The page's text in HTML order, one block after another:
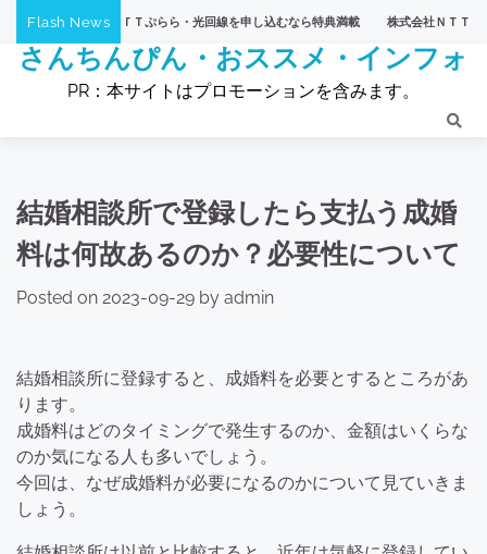
content
Flash News
株式会社ＮＴＴぷらら・光回線を申し込むなら特典満載 株式会社ＮＴＴぷらら・【
さんちんぴん・おススメ・インフォ
PR：本サイトはプロモーションを含みます。
結婚相談所で登録したら支払う成婚
料は何故あるのか？必要性について
Posted on 2023-09-29 by admin
結婚相談所に登録すると、成婚料を必要とするところがあ
ります。
成婚料はどのタイミングで発生するのか、金額はいくらな
のか気になる人も多いでしょう。
今回は、なぜ成婚料が必要になるのかについて見ていきま
しょう。